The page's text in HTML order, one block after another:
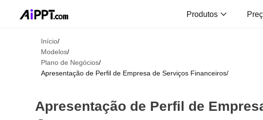
Produtos
Início/
Modelos/
Plano de Negócios/
Apresentação de Perfil de Empresa de Serviços Financeiros/
Apresentação de Perfil de